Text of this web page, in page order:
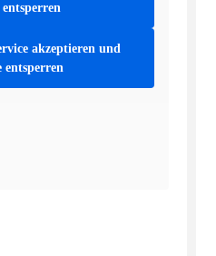
akzeptieren und
entsperren